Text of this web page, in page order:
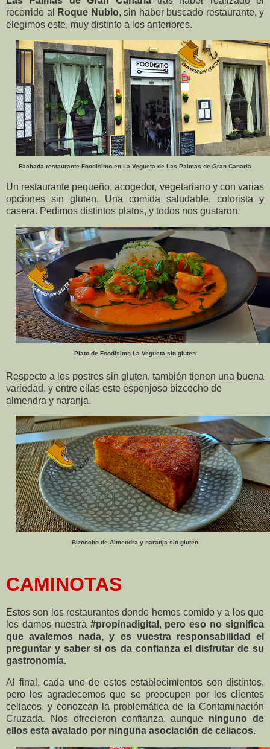
recorrido al
Roque Nublo, sin haber buscado restaurante, y
elegimos este, muy distinto a los anteriores.
Fachada restaurante Foodisimo en La Vegueta de Las Palmas de Gran Canaria
Un restaurante pequeño, acogedor, vegetariano y con varias
opciones sin gluten. Una comida saludable, colorista y
casera. Pedimos distintos platos, y todos nos gustaron.
Plato de Foodisimo La Vegueta sin gluten
Respecto a los postres sin gluten, también tienen una buena
variedad, y entre ellas este esponjoso bizcocho de
almendra y naranja.
Bizcocho de Almendra y naranja sin gluten
CAMINOTAS
Estos son los restaurantes donde hemos comido y a los que
les damos nuestra #propinadigital , pero eso no significa
que avalemos nada, y es vuestra responsabilidad el
preguntar y saber si os da confianza el disfrutar de su
gastronomía.
Al final, cada uno de estos establecimientos son distintos,
pero les agradecemos que se preocupen por los clientes
celiacos, y conozcan la problemática de la Contaminación
Cruzada. Nos ofrecieron confianza, aunque ninguno de
ellos esta avalado por ninguna asociación de celiacos.